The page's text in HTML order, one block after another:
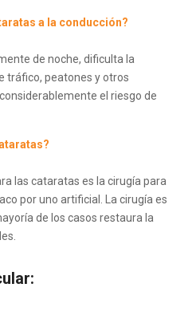
a la conducción?
de noche, dificulta la
tráfico, peatones y otros
el riesgo de
las cataratas es la cirugía para
por uno artificial. La cirugía es
de los casos restaura la